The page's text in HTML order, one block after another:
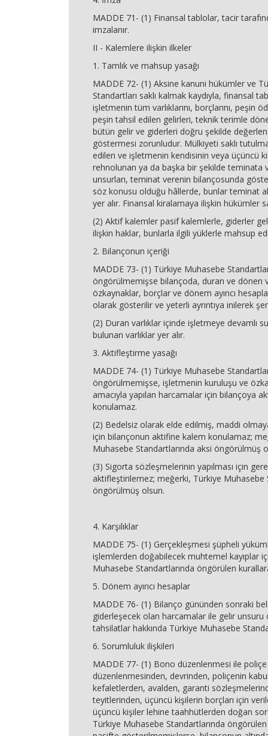
MADDE 71- (1) Finansal tablolar, tacir
imzalanır.
II - Kalemlere ilişkin ilkeler
1. Tamlık ve mahsup yasağı
MADDE 72- (1) Aksine kanuni hükümler ve
Standartları saklı kalmak kaydıyla, finansal
işletmenin tüm varlıklarını, borçlarını, peşin
peşin tahsil edilen gelirleri, teknik terimle
bütün gelir ve giderleri doğru şekilde
göstermesi zorunludur. Mülkiyeti saklı
edilen ve işletmenin kendisinin veya üçüncü
rehnolunan ya da başka bir şekilde teminata
unsurları, teminat verenin bilançosunda
söz konusu olduğu hâllerde, bunlar teminat
yer alır. Finansal kiralamaya ilişkin hükümler
(2) Aktif kalemler pasif kalemlerle, giderler
ilişkin haklar, bunlarla ilgili yüklerle mahsup
2. Bilançonun içeriği
MADDE 73- (1) Türkiye Muhasebe
öngörülmemişse bilançoda, duran ve dönen
özkaynaklar, borçlar ve dönem ayırıcı
olarak gösterilir ve yeterli ayrıntıya inilerek
(2) Duran varlıklar içinde işletmeye devamlı
bulunan varlıklar yer alır.
3. Aktifleştirme yasağı
MADDE 74- (1) Türkiye Muhasebe
öngörülmemişse, işletmenin kuruluşu ve
amacıyla yapılan harcamalar için bilançoya
konulamaz.
(2) Bedelsiz olarak elde edilmiş, maddi
için bilançonun aktifine kalem konulamaz;
Muhasebe Standartlarında aksi öngörülmüş
(3) Sigorta sözleşmelerinin yapılması için
aktifleştirilemez; meğerki, Türkiye Muhasebe
öngörülmüş olsun.
4. Karşılıklar
MADDE 75- (1) Gerçekleşmesi şüpheli
işlemlerden doğabilecek muhtemel kayıplar
Muhasebe Standartlarında öngörülen kurallara
5. Dönem ayırıcı hesaplar
MADDE 76- (1) Bilanço gününden sonraki
giderleşecek olan harcamalar ile gelir unsuru
tahsilatlar hakkında Türkiye Muhasebe
6. Sorumluluk ilişkileri
MADDE 77- (1) Bono düzenlenmesi ile
düzenlenmesinden, devrinden, poliçenin
kefaletlerden, avalden, garanti
teyitlerinden, üçüncü kişilerin borçları için
üçüncü kişiler lehine taahhütlerden doğan
Türkiye Muhasebe Standartlarında